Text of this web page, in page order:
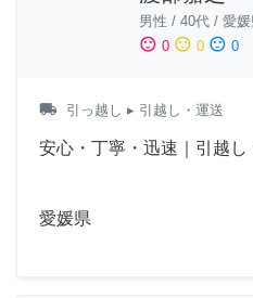
男性 / 40代 / 愛媛
sentiment_satisfied 0 sentiment_neutral 0 sentiment_dissatisfied 0
local_shipping 引っ越し ▸ 引越し・運送
安心・丁寧・迅速｜引越し
愛媛県